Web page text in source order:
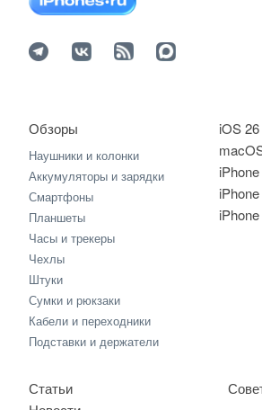
iOS 26
Обзоры
Наушники и колонки
Аккумуляторы и зарядки
Смартфоны
Планшеты
Часы и трекеры
Чехлы
Штуки
Сумки и рюкзаки
Кабели и переходники
Подставки и держатели
Статьи